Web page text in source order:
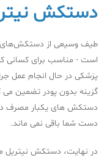
دستکش
طیف وسیعی از دستکش‌های
است - مناسب برای کسانی
پزشکی در حال انجام عمل
گزینه بدون پودر تضمین می
دستکش های یکبار مصرف
دست شما باقی نمی ماند.
در نهایت، دستکش نیتریل